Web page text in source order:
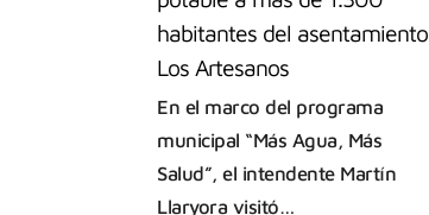
habitantes del asentamiento
Los Artesanos
En el marco del programa
municipal “Más Agua, Más
Salud”, el intendente Martín
Llaryora visitó…